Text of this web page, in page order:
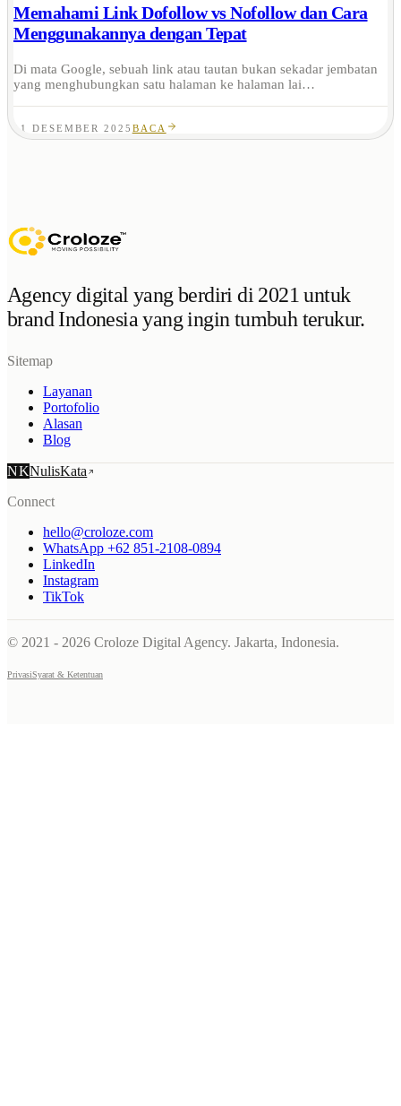
Memahami Link Dofollow vs Nofollow dan Cara
Menggunakannya dengan Tepat
Di mata Google, sebuah link atau tautan bukan sekadar jembatan
yang menghubungkan satu halaman ke halaman lai…
11 DESEMBER 2025 BACA
Agency digital yang berdiri di 2021 untuk
brand Indonesia yang ingin tumbuh terukur.
Sitemap
Layanan
Portofolio
Alasan
Blog
NKNulisKata
Connect
hello@croloze.com
WhatsApp +62 851-2108-0894
LinkedIn
Instagram
TikTok
© 2021 - 2026 Croloze Digital Agency. Jakarta, Indonesia.
PrivasiSyarat & Ketentuan